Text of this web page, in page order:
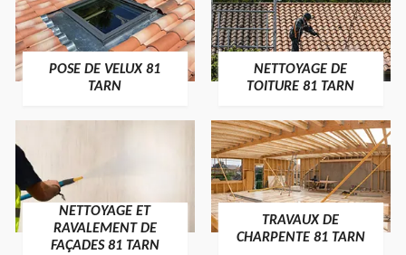
POSE DE VELUX 81
TARN
NETTOYAGE DE
TOITURE 81 TARN
NETTOYAGE ET
RAVALEMENT DE
FAÇADES 81 TARN
TRAVAUX DE
CHARPENTE 81 TARN